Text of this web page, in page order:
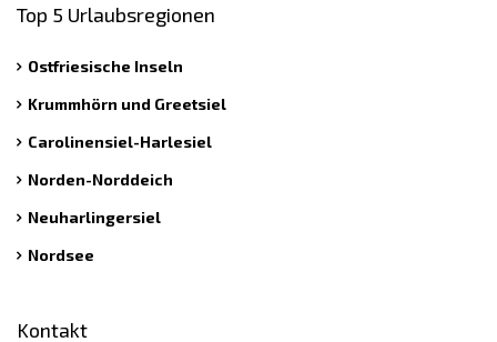
Top 5 Urlaubsregionen
Ostfriesische Inseln
Krummhörn und Greetsiel
Carolinensiel-Harlesiel
Norden-Norddeich
Neuharlingersiel
Nordsee
Kontakt